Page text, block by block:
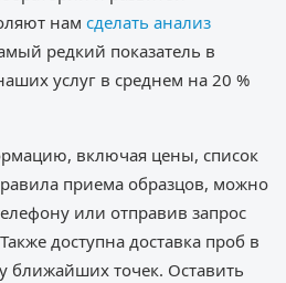
нам сделать анализ
редкий показатель в
услуг в среднем на 20 %
включая цены, список
приема образцов, можно
или отправив запрос
доступна доставка проб в
ближайших точек. Оставить